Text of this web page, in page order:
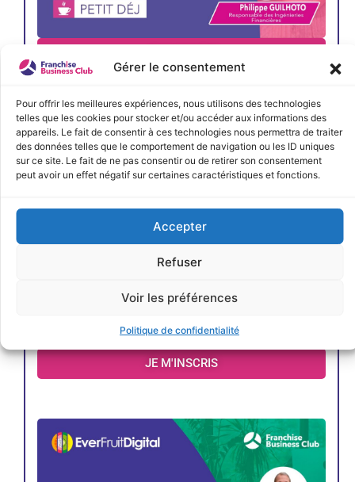
Gérer le consentement
Pour offrir les meilleures expériences, nous utilisons des technologies
telles que les cookies pour stocker et/ou accéder aux informations des
appareils. Le fait de consentir à ces technologies nous permettra de traiter
des données telles que le comportement de navigation ou les ID uniques
sur ce site. Le fait de ne pas consentir ou de retirer son consentement
peut avoir un effet négatif sur certaines caractéristiques et fonctions.
Accepter
Refuser
Voir les préférences
Politique de confidentialité
< Précédent Évènements suivants >
JE M'INSCRIS